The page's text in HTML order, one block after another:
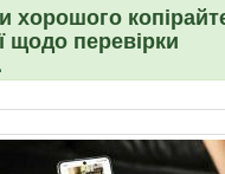
хорошого
щодо перевірки